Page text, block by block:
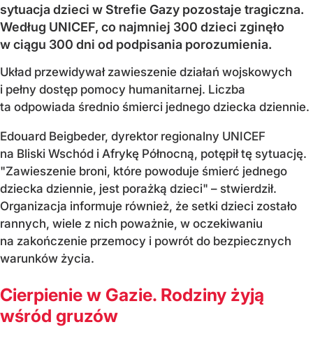
sytuacja dzieci w Strefie Gazy pozostaje tragiczna.
Według UNICEF, co najmniej 300 dzieci zginęło
w ciągu 300 dni od podpisania porozumienia.
Układ przewidywał zawieszenie działań wojskowych
i pełny dostęp pomocy humanitarnej. Liczba
ta odpowiada średnio śmierci jednego dziecka dziennie.
Edouard Beigbeder, dyrektor regionalny UNICEF
na Bliski Wschód i Afrykę Północną, potępił tę sytuację.
"Zawieszenie broni, które powoduje śmierć jednego
dziecka dziennie, jest porażką dzieci" – stwierdził.
Organizacja informuje również, że setki dzieci zostało
rannych, wiele z nich poważnie, w oczekiwaniu
na zakończenie przemocy i powrót do bezpiecznych
warunków życia.
Cierpienie w Gazie. Rodziny żyją
wśród gruzów